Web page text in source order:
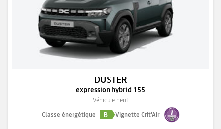
DUSTER
expression hybrid 155
Véhicule neuf
Classe énergétique
B Vignette Crit'Air